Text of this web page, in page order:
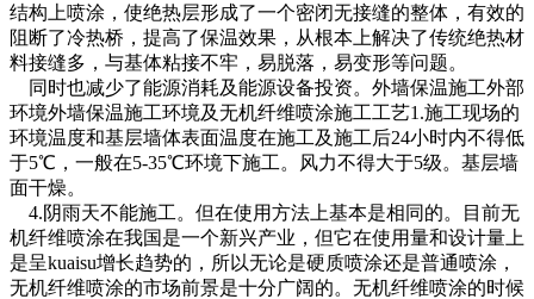
结构上喷涂，使绝热层形成了一个密闭无接缝的整体，有效的
阻断了冷热桥，提高了保温效果，从根本上解决了传统绝热材
料接缝多，与基体粘接不牢，易脱落，易变形等问题。
同时也减少了能源消耗及能源设备投资。外墙保温施工外部
环境外墙保温施工环境及无机纤维喷涂施工工艺1.施工现场的
环境温度和基层墙体表面温度在施工及施工后24小时内不得低
于5℃，一般在5-35℃环境下施工。风力不得大于5级。基层墙
面干燥。
4.阴雨天不能施工。但在使用方法上基本是相同的。目前无
机纤维喷涂在我国是一个新兴产业，但它在使用量和设计量上
是呈kuaisu增长趋势的，所以无论是硬质喷涂还是普通喷涂，
无机纤维喷涂的市场前景是十分广阔的。无机纤维喷涂的时候